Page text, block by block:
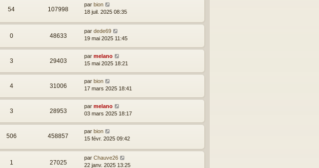
54 107998
par bion
18 juil. 2025 08:35
0 48633
par dede69
19 mai 2025 11:45
3 29403
par melano
15 mai 2025 18:21
4 31006
par bion
17 mars 2025 18:41
3 28953
par melano
03 mars 2025 18:17
506 458857
par bion
15 févr. 2025 09:42
1 27025
par Chauve26
22 janv. 2025 13:25